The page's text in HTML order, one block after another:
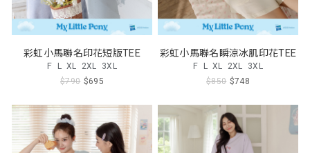
彩虹小馬聯名印花短版TEE
F L XL 2XL 3XL
$790 $695
彩虹小馬聯名瞬涼冰肌印花TEE
F L XL 2XL 3XL
$850 $748